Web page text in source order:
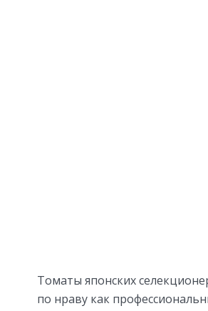
Томаты японских
по нраву как